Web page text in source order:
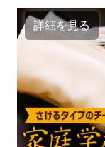
詳細を見る